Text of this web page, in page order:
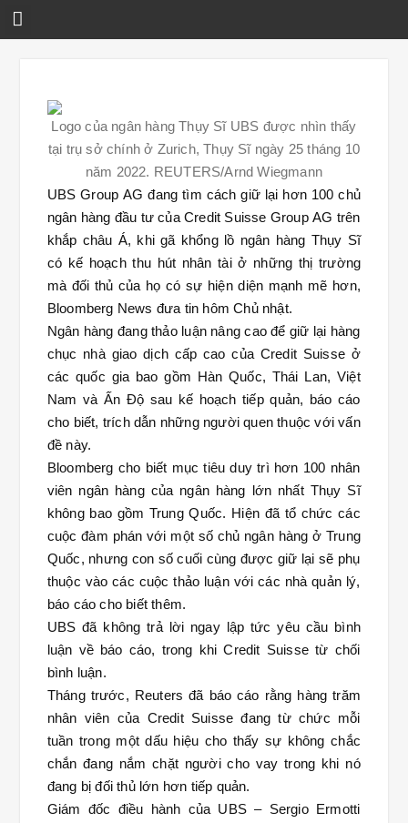
content
Logo của ngân hàng Thụy Sĩ UBS được nhìn thấy
tại trụ sở chính ở Zurich, Thụy Sĩ ngày 25 tháng 10
năm 2022. REUTERS/Arnd Wiegmann
UBS Group AG đang tìm cách giữ lại hơn 100 chủ
ngân hàng đầu tư của Credit Suisse Group AG trên
khắp châu Á, khi gã khổng lồ ngân hàng Thụy Sĩ
có kế hoạch thu hút nhân tài ở những thị trường
mà đối thủ của họ có sự hiện diện mạnh mẽ hơn,
Bloomberg News đưa tin hôm Chủ nhật.
Ngân hàng đang thảo luận nâng cao để giữ lại hàng
chục nhà giao dịch cấp cao của Credit Suisse ở
các quốc gia bao gồm Hàn Quốc, Thái Lan, Việt
Nam và Ấn Độ sau kế hoạch tiếp quản, báo cáo
cho biết, trích dẫn những người quen thuộc với vấn
đề này.
Bloomberg cho biết mục tiêu duy trì hơn 100 nhân
viên ngân hàng của ngân hàng lớn nhất Thụy Sĩ
không bao gồm Trung Quốc. Hiện đã tổ chức các
cuộc đàm phán với một số chủ ngân hàng ở Trung
Quốc, nhưng con số cuối cùng được giữ lại sẽ phụ
thuộc vào các cuộc thảo luận với các nhà quản lý,
báo cáo cho biết thêm.
UBS đã không trả lời ngay lập tức yêu cầu bình
luận về báo cáo, trong khi Credit Suisse từ chối
bình luận.
Tháng trước, Reuters đã báo cáo rằng hàng trăm
nhân viên của Credit Suisse đang từ chức mỗi
tuần trong một dấu hiệu cho thấy sự không chắc
chắn đang nắm chặt người cho vay trong khi nó
đang bị đối thủ lớn hơn tiếp quản.
Giám đốc điều hành của UBS – Sergio Ermotti